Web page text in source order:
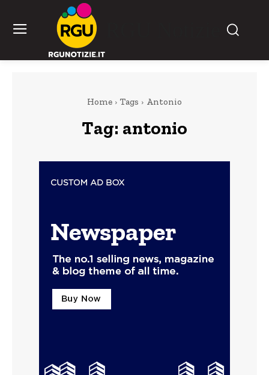
Home Tags Antonio
Tag: antonio